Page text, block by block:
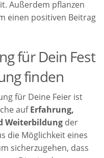
Außerdem pflanzen
einen positiven Beitrag
für Dein Fest
finden
für Deine Feier ist
aufErfahrung,
Weiterbildung der
die Möglichkeit eines
sicherzugehen, dass